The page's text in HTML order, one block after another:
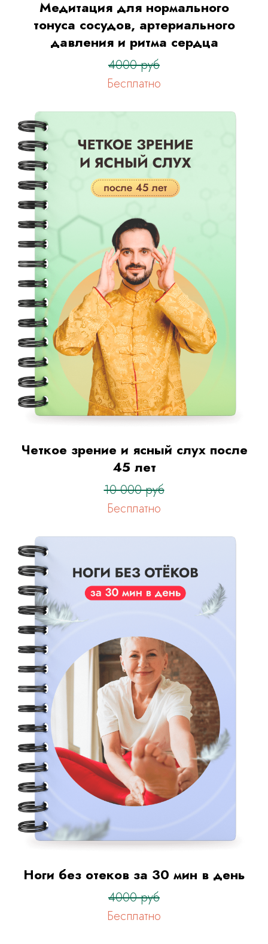
Медитация для нормального
тонуса сосудов, артериального
давления и ритма сердца
4000 руб
Бесплатно
Четкое зрение и ясный слух после
45 лет
10 000 руб
Бесплатно
Ноги без отеков за 30 мин в день
4000 руб
Бесплатно